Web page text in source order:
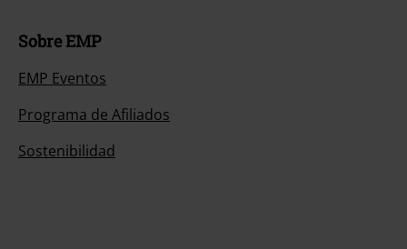
Sobre EMP
EMP Eventos
Programa de Afiliados
Sostenibilidad